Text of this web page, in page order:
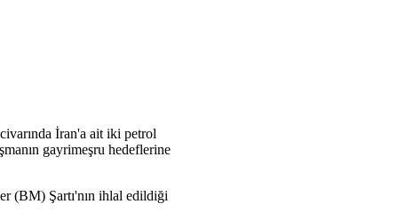
İran'a ait iki petrol
gayrimeşru hedeflerine
(BM) Şartı'nın ihlal edildiği